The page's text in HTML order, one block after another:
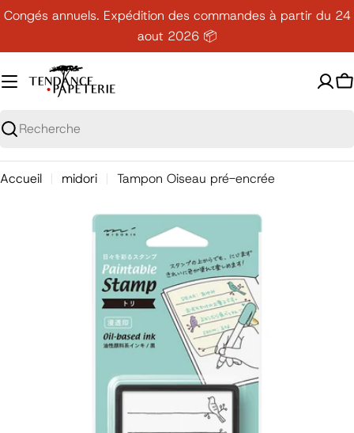
Passer
contenu
Congés annuels. Expédition des commandes à partir du 24
aout 2026 📦
Recherche
Accueil midori Tampon Oiseau pré-encrée
le média 0 en mode modal